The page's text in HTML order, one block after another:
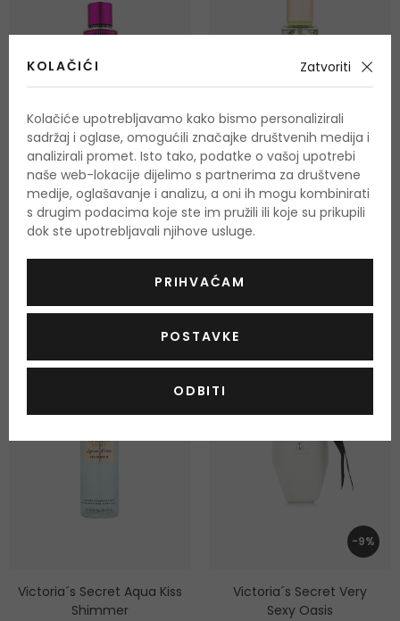
Victoria´s Secret Sultry
Berry Bourbon
Sprej za tijelo
250 ml
-30%
Victoria´s Secret Melon
Drench
250 ml
Victoria´s Secret Aqua Kiss
Shimmer
-9%
Victoria´s Secret Very
Sexy Oasis
KOLAČIĆI Zatvoriti
Kolačiće upotrebljavamo kako bismo personalizirali
sadržaj i oglase, omogućili značajke društvenih medija i
analizirali promet. Isto tako, podatke o vašoj upotrebi
naše web-lokacije dijelimo s partnerima za društvene
medije, oglašavanje i analizu, a oni ih mogu kombinirati
s drugim podacima koje ste im pružili ili koje su prikupili
dok ste upotrebljavali njihove usluge.
PRIHVAĆAM
POSTAVKE
ODBITI